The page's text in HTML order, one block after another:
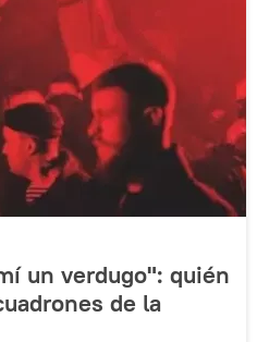
un verdugo": quién
de la